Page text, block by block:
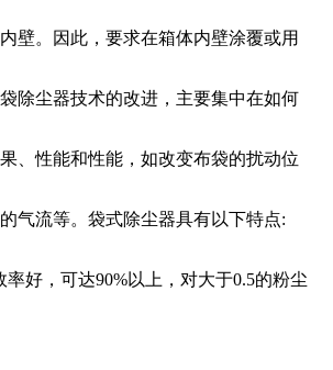
壁。因此，要求在箱体内壁涂覆或用
除尘器技术的改进，主要集中在如何
、性能和性能，如改变布袋的扰动位
气流等。袋式除尘器具有以下特点:
好，可达90%以上，对大于0.5的粉尘